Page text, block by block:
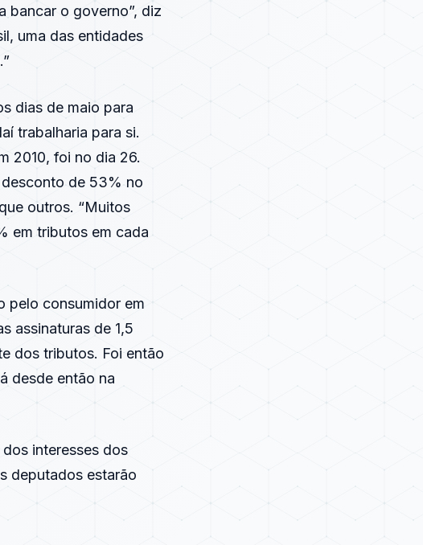
bancar o governo”, diz
uma das entidades
dias de maio para
trabalharia para si.
2010, foi no dia 26.
de 53% no
outros. “Muitos
em tributos em cada
pelo consumidor em
assinaturas de 1,5
dos tributos. Foi então
desde então na
interesses dos
deputados estarão